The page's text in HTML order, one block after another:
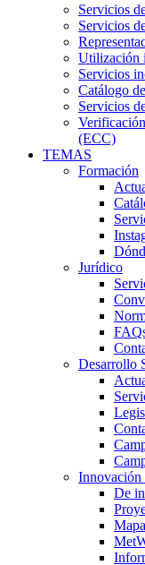
Servicios
Servicios
Utilización
Servicios
Catálogo
Servicios
(ECC)
TEMAS
Formación
Jurídico
Desarrollo
Innovación
De